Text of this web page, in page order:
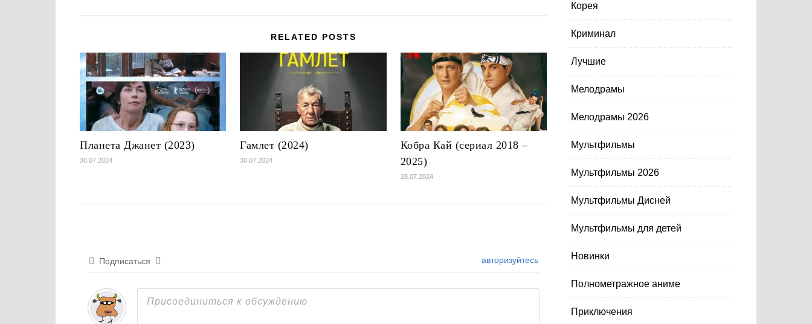
RELATED POSTS
Планета Джанет (2023)
30.07.2024
Гамлет (2024)
30.07.2024
Кобра Кай (сериал 2018 –
2025)
28.07.2024
Подписаться авторизуйтесь
Корея
Криминал
Лучшие
Мелодрамы
Мелодрамы 2026
Мультфильмы
Мультфильмы 2026
Мультфильмы Дисней
Мультфильмы для детей
Новинки
Полнометражное аниме
Приключения